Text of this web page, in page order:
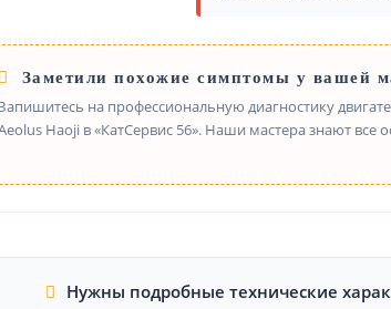
Заметили похожие симптомы у вашей
на профессиональную диагностику
Haoji в «КатСервис 56». Наши мастера знают все
Нужны подробные технические